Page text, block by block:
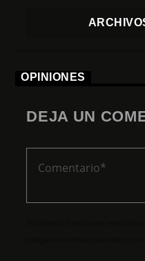
OPINIONES
DEJA UN